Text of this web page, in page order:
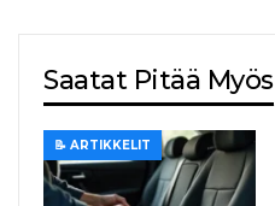
Saatat Pitää Myös
📝 ARTIKKELIT